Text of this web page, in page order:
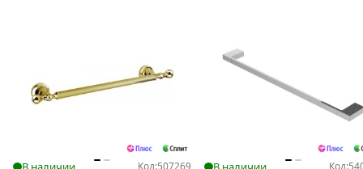
Код:507269 Код: